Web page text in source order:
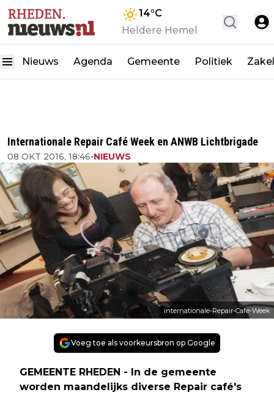
14°C
Heldere Hemel
Nieuws Agenda Gemeente Politiek
Internationale Repair Café Week en ANWB Lichtbrigade
08 OKT 2016, 18:46•NIEUWS
internationale-Repair-Cafe-Week
Voeg toe als voorkeursbron op Google
GEMEENTE RHEDEN - In de gemeente
worden maandelijks diverse Repair café's